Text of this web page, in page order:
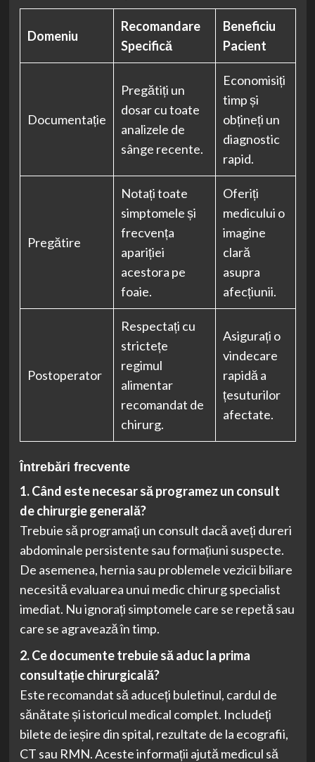
Domeniu
Recomandare
Specifică
Beneficiu
Pacient
Documentație
Pregătiți un
dosar cu toate
analizele de
sânge recente.
Economisiți
timp și
obțineți un
diagnostic
rapid.
Pregătire
Notați toate
simptomele și
frecvența
apariției
acestora pe
foaie.
Oferiți
medicului o
imagine
clară
asupra
afecțiunii.
Postoperator
Respectați cu
strictețe
regimul
alimentar
recomandat de
chirurg.
Asigurați o
vindecare
rapidă a
țesuturilor
afectate.
Întrebări frecvente
1. Când este necesar să programez un consult
de chirurgie generală?
Trebuie să programați un consult dacă aveți dureri
abdominale persistente sau formațiuni suspecte.
De asemenea, hernia sau problemele vezicii biliare
necesită evaluarea unui medic chirurg specialist
imediat. Nu ignorați simptomele care se repetă sau
care se agravează în timp.
2. Ce documente trebuie să aduc la prima
consultație chirurgicală?
Este recomandat să aduceți buletinul, cardul de
sănătate și istoricul medical complet. Includeți
bilete de ieșire din spital, rezultate de la ecografii,
CT sau RMN. Aceste informații ajută medicul să